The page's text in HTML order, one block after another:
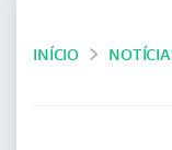
INÍCIO